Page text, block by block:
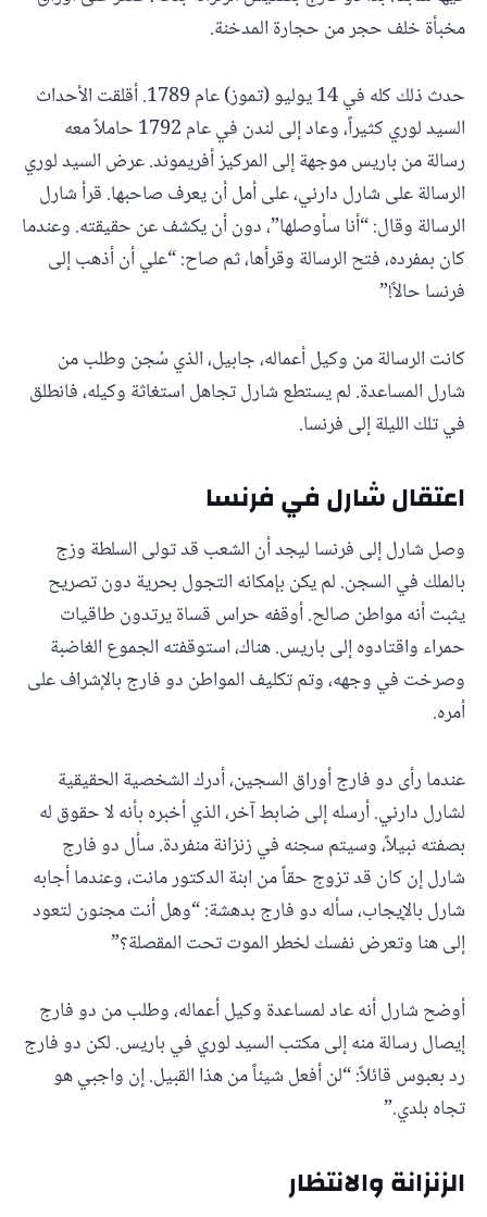
مخبأة خلف حجر من حجارة المدخنة.
حدث ذلك كله في 14 يوليو (تموز) عام 1789. أقلقت الأحداث
السيد لوري كثيراً، وعاد إلى لندن في عام 1792 حاملاً معه
رسالة من باريس موجهة إلى المركيز أفريموند. عرض السيد لوري
الرسالة على شارل دارني، على أمل أن يعرف صاحبها. قرأ شارل
الرسالة وقال: “أنا سأوصلها”، دون أن يكشف عن حقيقته. وعندما
كان بمفرده، فتح الرسالة وقرأها، ثم صاح: “علي أن أذهب إلى
فرنسا حالاً!”
كانت الرسالة من وكيل أعماله، جابيل، الذي سُجن وطلب من
شارل المساعدة. لم يستطع شارل تجاهل استغاثة وكيله، فانطلق
في تلك الليلة إلى فرنسا.
اعتقال شارل في فرنسا
وصل شارل إلى فرنسا ليجد أن الشعب قد تولى السلطة وزج
بالملك في السجن. لم يكن بإمكانه التجول بحرية دون تصريح
يثبت أنه مواطن صالح. أوقفه حراس قساة يرتدون طاقيات
حمراء واقتادوه إلى باريس. هناك، استوقفته الجموع الغاضبة
وصرخت في وجهه، وتم تكليف المواطن دو فارج بالإشراف على
أمره.
عندما رأى دو فارج أوراق السجين، أدرك الشخصية الحقيقية
لشارل دارني. أرسله إلى ضابط آخر، الذي أخبره بأنه لا حقوق له
بصفته نبيلاً، وسيتم سجنه في زنزانة منفردة. سأل دو فارج
شارل إن كان قد تزوج حقاً من ابنة الدكتور مانت، وعندما أجابه
شارل بالإيجاب، سأله دو فارج بدهشة: “وهل أنت مجنون لتعود
إلى هنا وتعرض نفسك لخطر الموت تحت المقصلة؟”
أوضح شارل أنه عاد لمساعدة وكيل أعماله، وطلب من دو فارج
إيصال رسالة منه إلى مكتب السيد لوري في باريس. لكن دو فارج
رد بعبوس قائلاً: “لن أفعل شيئاً من هذا القبيل. إن واجبي هو
تجاه بلدي.”
الزنزانة والانتظار